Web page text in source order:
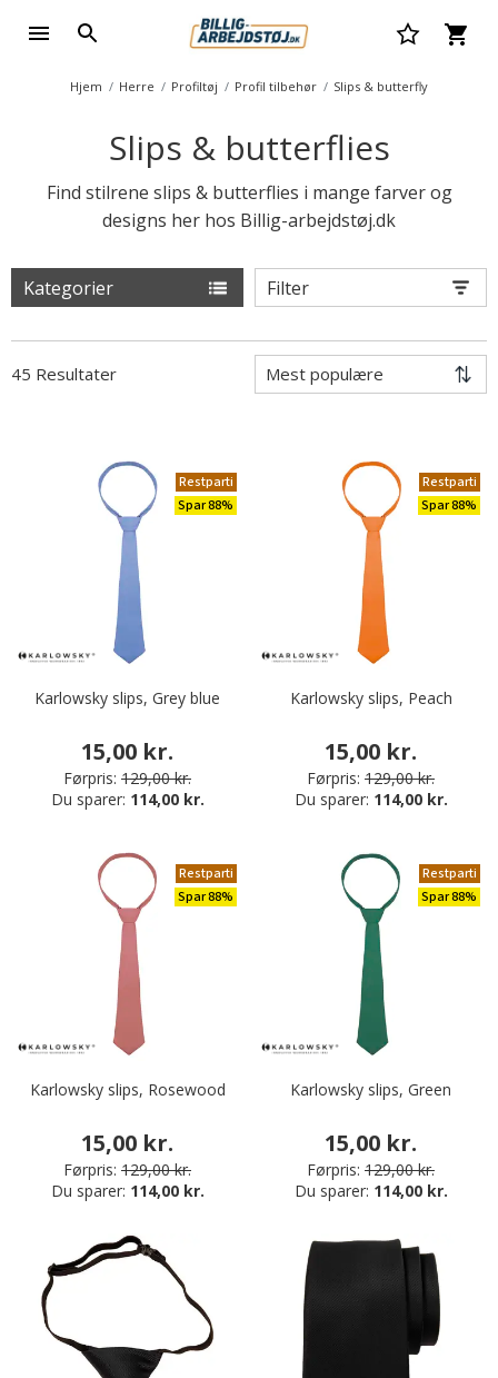
Hjem Herre Profiltøj Profil tilbehør Slips & butterfly
Slips & butterflies
Find stilrene slips & butterflies i mange farver og
designs her hos Billig-arbejdstøj.dk
Kategorier Filter
45 Resultater
Restparti
Spar 88%
Karlowsky slips, Grey blue
15,00 kr.
Førpris: 129,00 kr.
Du sparer: 114,00 kr.
Restparti
Spar 88%
Karlowsky slips, Peach
15,00 kr.
Førpris: 129,00 kr.
Du sparer: 114,00 kr.
Restparti
Spar 88%
Karlowsky slips, Rosewood
15,00 kr.
Førpris: 129,00 kr.
Du sparer: 114,00 kr.
Restparti
Spar 88%
Karlowsky slips, Green
15,00 kr.
Førpris: 129,00 kr.
Du sparer: 114,00 kr.